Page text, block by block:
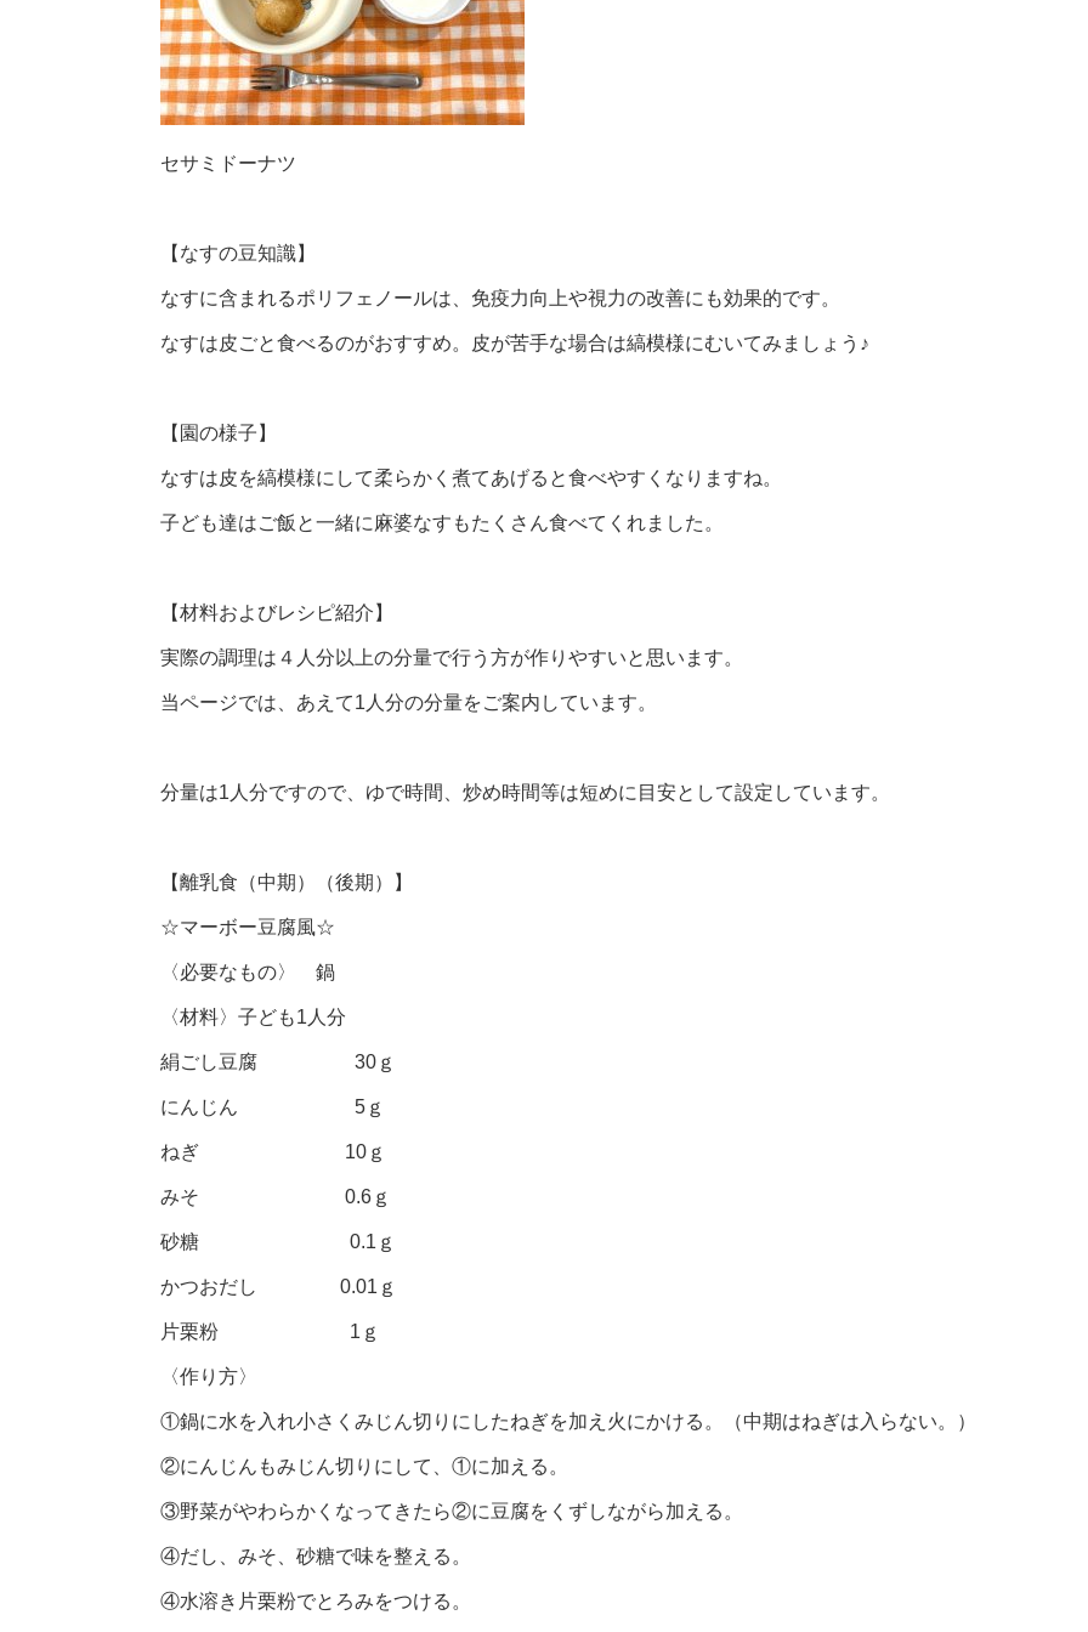
セサミドーナツ
【なすの豆知識】
なすに含まれるポリフェノールは、免疫力向上や視力の改善にも効果的です。
なすは皮ごと食べるのがおすすめ。皮が苦手な場合は縞模様にむいてみましょう♪
【園の様子】
なすは皮を縞模様にして柔らかく煮てあげると食べやすくなりますね。
子ども達はご飯と一緒に麻婆なすもたくさん食べてくれました。
【材料およびレシピ紹介】
実際の調理は４人分以上の分量で行う方が作りやすいと思います。
当ページでは、あえて1人分の分量をご案内しています。
分量は1人分ですので、ゆで時間、炒め時間等は短めに目安として設定しています。
【離乳食（中期）（後期）】
☆マーボー豆腐風☆
〈必要なもの〉 鍋
〈材料〉子ども1人分
絹ごし豆腐 30ｇ
にんじん 5ｇ
ねぎ 10ｇ
みそ 0.6ｇ
砂糖 0.1ｇ
かつおだし 0.01ｇ
片栗粉 1ｇ
〈作り方〉
①鍋に水を入れ小さくみじん切りにしたねぎを加え火にかける。（中期はねぎは入らない。）
②にんじんもみじん切りにして、①に加える。
③野菜がやわらかくなってきたら②に豆腐をくずしながら加える。
④だし、みそ、砂糖で味を整える。
④水溶き片栗粉でとろみをつける。